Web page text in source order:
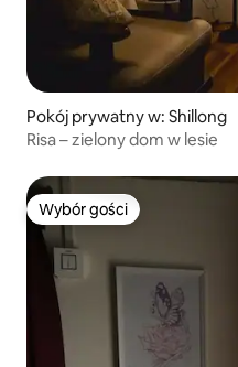
Pokój prywatny w: Shillong
Risa – zielony dom w lesie
Wybór gości
Wybór gości